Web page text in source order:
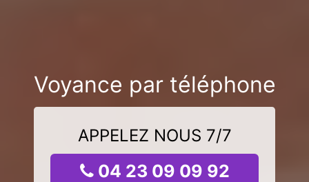
Voyance par téléphone
APPELEZ NOUS 7/7
04 23 09 09 92